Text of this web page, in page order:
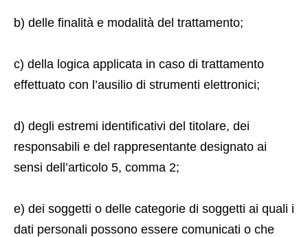
b) delle finalità e modalità del trattamento;
c) della logica applicata in caso di trattamento
effettuato con l’ausilio di strumenti elettronici;
d) degli estremi identificativi del titolare, dei
responsabili e del rappresentante designato ai
sensi dell’articolo 5, comma 2;
e) dei soggetti o delle categorie di soggetti ai quali i
dati personali possono essere comunicati o che